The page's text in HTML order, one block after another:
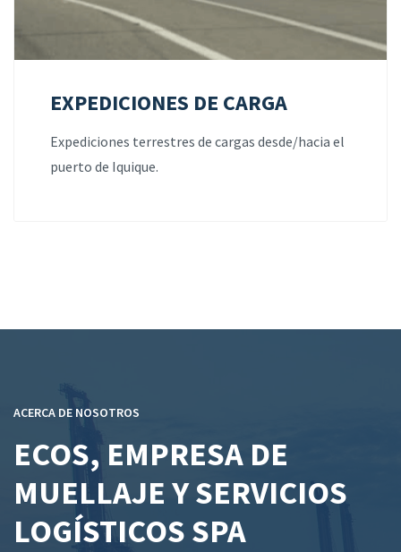
EXPEDICIONES DE CARGA
Expediciones terrestres de cargas desde/hacia el
puerto de Iquique.
ACERCA DE NOSOTROS
ECOS, EMPRESA DE
MUELLAJE Y SERVICIOS
LOGÍSTICOS SPA